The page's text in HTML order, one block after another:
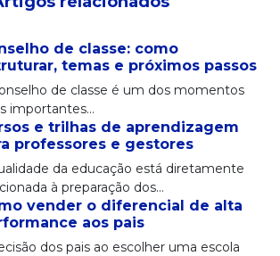
de classe: como
temas e próximos passos
de classe é um dos momentos
importantes…
e trilhas de aprendizagem
professores e gestores
da educação está diretamente
à preparação dos…
vender o diferencial de alta
aos pais
dos pais ao escolher uma escola